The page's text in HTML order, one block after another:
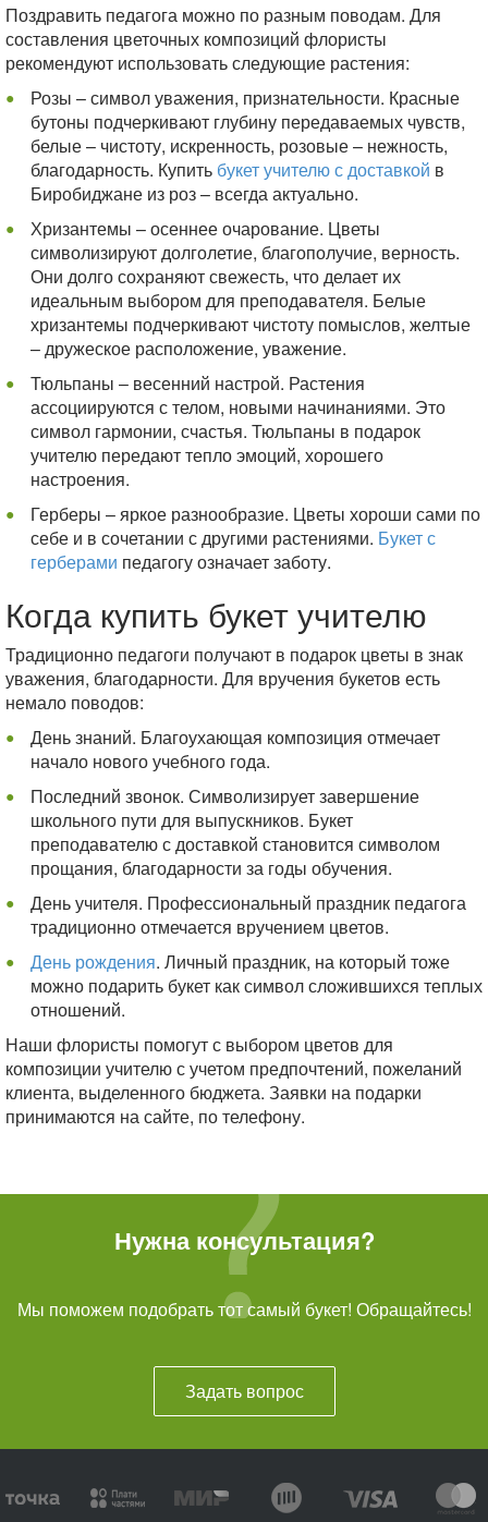
Поздравить педагога можно по разным поводам. Для
составления цветочных композиций флористы
рекомендуют использовать следующие растения:
Розы – символ уважения, признательности. Красные
бутоны подчеркивают глубину передаваемых чувств,
белые – чистоту, искренность, розовые – нежность,
благодарность. Купить букет учителю с доставкой в
Биробиджане из роз – всегда актуально.
Хризантемы – осеннее очарование. Цветы
символизируют долголетие, благополучие, верность.
Они долго сохраняют свежесть, что делает их
идеальным выбором для преподавателя. Белые
хризантемы подчеркивают чистоту помыслов, желтые
– дружеское расположение, уважение.
Тюльпаны – весенний настрой. Растения
ассоциируются с телом, новыми начинаниями. Это
символ гармонии, счастья. Тюльпаны в подарок
учителю передают тепло эмоций, хорошего
настроения.
Герберы – яркое разнообразие. Цветы хороши сами по
себе и в сочетании с другими растениями. Букет с
герберами педагогу означает заботу.
Когда купить букет учителю
Традиционно педагоги получают в подарок цветы в знак
уважения, благодарности. Для вручения букетов есть
немало поводов:
День знаний. Благоухающая композиция отмечает
начало нового учебного года.
Последний звонок. Символизирует завершение
школьного пути для выпускников. Букет
преподавателю с доставкой становится символом
прощания, благодарности за годы обучения.
День учителя. Профессиональный праздник педагога
традиционно отмечается вручением цветов.
День рождения. Личный праздник, на который тоже
можно подарить букет как символ сложившихся теплых
отношений.
Наши флористы помогут с выбором цветов для
композиции учителю с учетом предпочтений, пожеланий
клиента, выделенного бюджета. Заявки на подарки
принимаются на сайте, по телефону.
Нужна консультация?
Мы поможем подобрать тот самый букет! Обращайтесь!
Задать вопрос